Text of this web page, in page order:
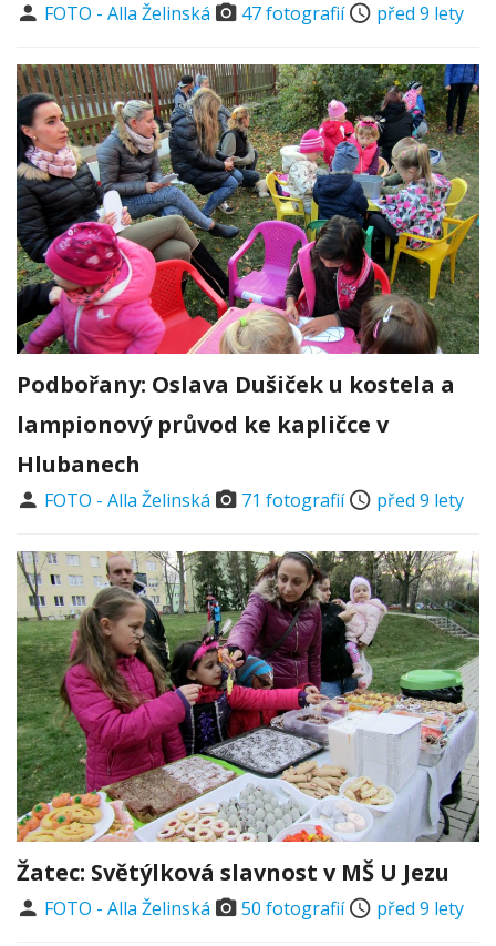
FOTO - Alla Želinská 47 fotografií před 9 lety
Podbořany: Oslava Dušiček u kostela a
lampionový průvod ke kapličce v
Hlubanech
FOTO - Alla Želinská 71 fotografií před 9 lety
Žatec: Světýlková slavnost v MŠ U Jezu
FOTO - Alla Želinská 50 fotografií před 9 lety